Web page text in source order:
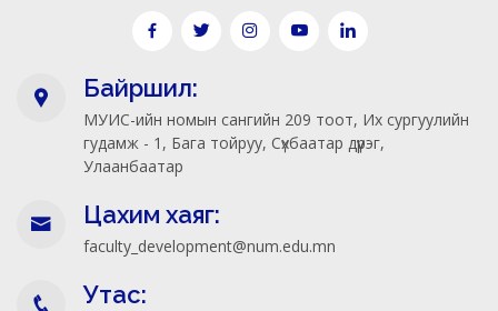
Байршил:
МУИС-ийн номын сангийн 209 тоот, Их сургуулийн
гудамж - 1, Бага тойруу, Сүхбаатар дүүрэг,
Улаанбаатар
Цахим хаяг:
faculty_development@num.edu.mn
Утас: